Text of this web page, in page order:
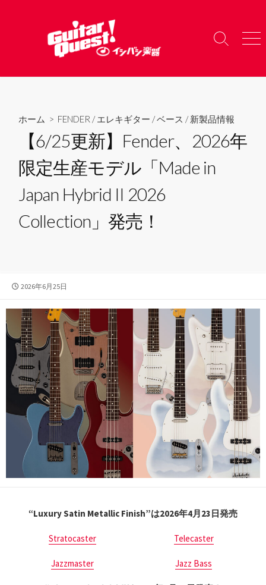
へ
検
り
メ
ー
ホーム > FENDER /エレキギター /ベース /新製品情報
【6/25更新】Fender、2026年
限定生産モデル「Made in
Japan Hybrid II 2026
Collection」発売！
公
日
2026年6月25日
“Luxury Satin Metallic Finish”は2026年4月23日発売
Stratocaster Telecaster
Jazzmaster Jazz Bass